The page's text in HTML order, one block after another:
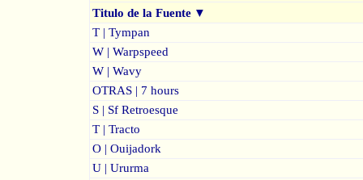
Titulo de la Fuente ▼
T | Tympan
W | Warpspeed
W | Wavy
OTRAS | 7 hours
S | Sf Retroesque
T | Tracto
O | Ouijadork
U | Ururma